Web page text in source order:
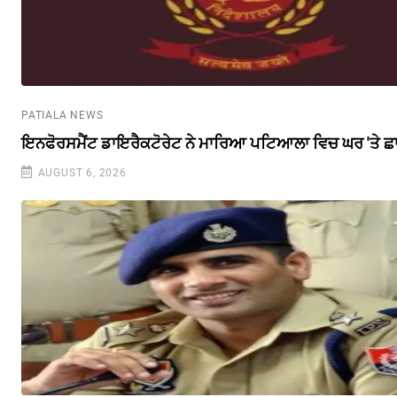
PATIALA NEWS
ਇਨਫੋਰਸਮੈਂਟ ਡਾਇਰੈਕਟੋਰੇਟ ਨੇ ਮਾਰਿਆ ਪਟਿਆਲਾ ਵਿਚ ਘਰ 'ਤੇ
AUGUST 6, 2026